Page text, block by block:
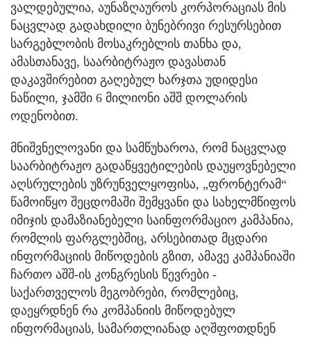
ვალდებულია, აუნაზღაუროს კორპორაციას მის
ნაცვლად გადახდილი ბუნებრივი რესურსებით
სარგებლობის მოსაკრებლის თანხა და,
ამასთანავე, საარბიტრაჟო დავასთან
დაკავშირებით გაღებულ ხარჯთა უდიდესი
ნაწილი, ჯამში 6 მილიონი აშშ დოლარის
ოდენობით.
მნიშვნელოვანი და სამწუხაროა, რომ ნაცვლად
საარბიტრაჟო გადაწყვეტილების დაუყოვნებელი
აღსრულების უზრუნველყოფისა, „ფრონტერამ“
წამოიწყო შეცდომაში შემყვანი და სახელმწიფოს
იმიჯის დამაზიანებელი საინფორმაციო კამპანია,
რომლის ფარგლებშიც, არსებითად მცდარი
ინფორმაციის მიწოდების გზით, ამავე კამპანიაში
ჩართო აშშ-ის კონგრესის წევრები -
საქართველოს მეგობრები, რომლებიც,
დაეყრდნენ რა კომპანიის მიწოდებულ
ინფორმაციას, სამართლიანად აღშფოთდნენ